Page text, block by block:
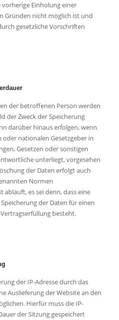
vorherige Einholung einer
Gründen nicht möglich ist und
gesetzliche Vorschriften
der betroffenen Person werden
der Zweck der Speicherung
darüber hinaus erfolgen, wenn
nationalen Gesetzgeber in
Gesetzen oder sonstigen
unterliegt, vorgesehen
der Daten erfolgt auch
Normen
abläuft, es sei denn, dass eine
der Daten für einen
besteht.
der IP-Adresse durch das
Auslieferung der Website an den
Hierfür muss die IP-
der Sitzung gespeichert